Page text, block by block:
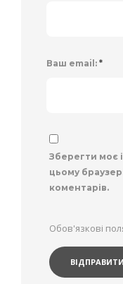
Ваш email: *
Зберегти моє
цьому
коментарів.
Обов'язкові